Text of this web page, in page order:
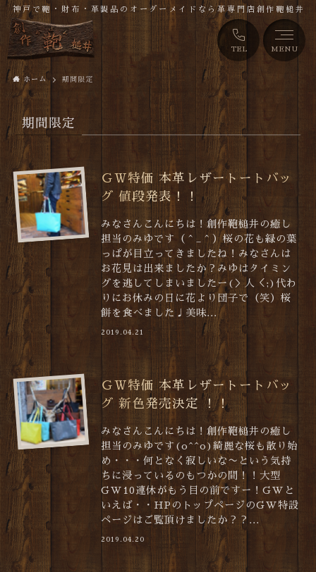
TEL MENU
神戸で鞄・財布・革製品のオーダーメイドなら革専門店創作鞄槌井
ホーム 期間限定
期間限定
ＧＷ特価 本革レザートートバッ
グ 値段発表！！
みなさんこんにちは！創作鞄槌井の癒し
担当のみゆです（＾_＾）桜の花も緑の葉
っぱが目立ってきましたね！みなさんは
お花見は出来ましたか？みゆはタイミン
グを逃してしまいましたー(＞人＜;)代わ
りにお休みの日に花より団子で（笑）桜
餅を食べました♩美味...
2019.04.21
ＧＷ特価 本革レザートートバッ
グ 新色発売決定 ！！
みなさんこんにちは！創作鞄槌井の癒し
担当のみゆです(o^^o)綺麗な桜も散り始
め・・・何となく寂しいな〜という気持
ちに浸っているのもつかの間！！大型
GW10連休がもう目の前ですー！GWと
いえば・・HPのトップページのGW特設
ページはご覧頂けましたか？？...
2019.04.20